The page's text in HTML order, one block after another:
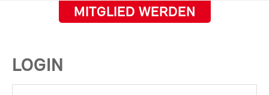
MITGLIED WERDEN
LOGIN